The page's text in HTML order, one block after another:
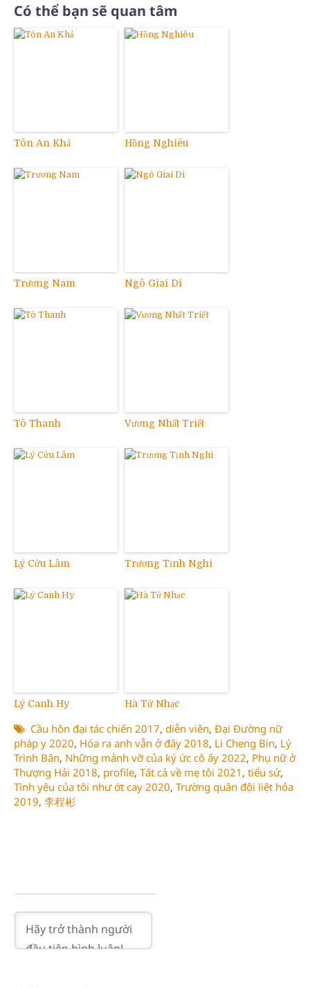
Có thể bạn sẽ quan tâm
Tôn An Khả Hồng Nghiêu
Trương Nam Ngô Giai Di
Tô Thanh Vương Nhất Triết
Lý Cửu Lâm Trương Tịnh Nghi
Lý Canh Hy Hà Tử Nhạc
Cầu hôn đại tác chiến 2017, diễn viên, Đại Đường nữ
pháp y 2020, Hóa ra anh vẫn ở đây 2018, Li Cheng Bin, Lý
Trình Bân, Những mảnh vỡ của ký ức cô ấy 2022, Phụ nữ ở
Thượng Hải 2018, profile, Tất cả về mẹ tôi 2021 , tiểu sử,
Tình yêu của tôi như ớt cay 2020, Trường quân đội liệt hỏa
2019, 李程彬